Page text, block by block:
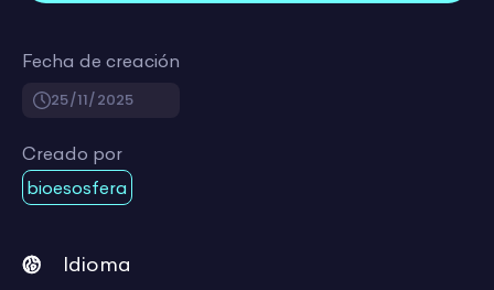
Fecha de creación
25/11/2025
Creado por
bioesosfera
Idioma